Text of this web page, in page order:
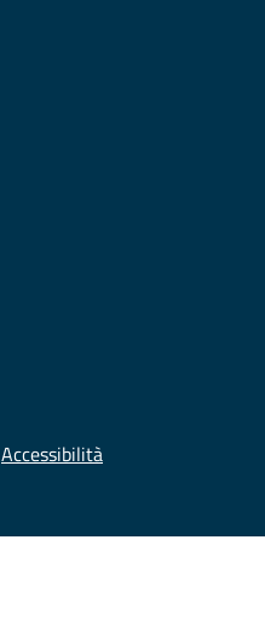
Accessibilità